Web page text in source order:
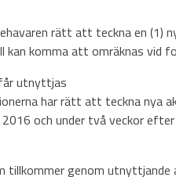
rätt att teckna en (1)
komma att omräknas vid
utnyttjas
har rätt att teckna
och under två veckor
tillkommer genom